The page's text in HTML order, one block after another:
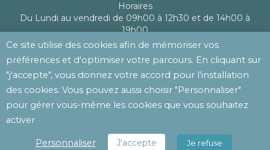
Horaires
Du Lundi au vendredi de 09h00 à 12h30 et de 14h00 à
19h00
Le samedi de 09h00 à 13h00
Mentions légales
Politique de confidentialité
© 2023 Pharmacie de la Gare Cholet -Réalisé par l'agence web
Ce site utilise des cookies afin de mémoriser vos
préférences et d'optimiser votre parcours. En cliquant sur
"j'accepte", vous donnez votre accord pour l'installation
des cookies. Vous pouvez aussi choisir "Personnaliser"
pour gérer vous-même les cookies que vous souhaitez
activer
Personnaliser J'accepte Je refuse